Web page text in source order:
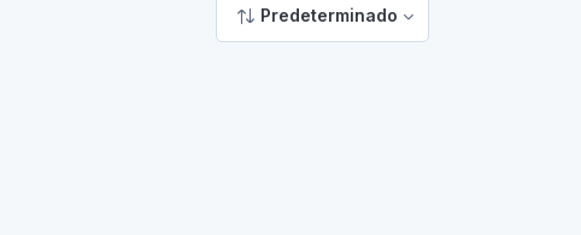
Predeterminado